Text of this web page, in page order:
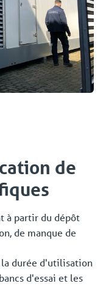
de
à partir du dépôt
de manque de
durée d'utilisation
d'essai et les